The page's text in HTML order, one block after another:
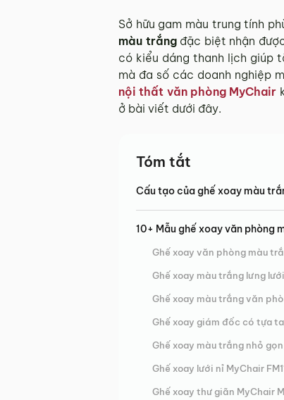
Sở hữu gam màu trung tính
màu trắngđặc biệt nhận
có kiểu dáng thanh lịch giúp
mà đa số các doanh nghiệp
nội thất văn phòng MyChair
ở bài viết dưới đây.
Tóm tắt
Cấu tạo của ghế xoay màu
10+ Mẫu ghế xoay văn phòng
Ghế xoay văn phòng màu
Ghế xoay màu trắng lưng
Ghế xoay màu trắng văn
Ghế xoay giám đốc có tựa
Ghế xoay màu trắng nhỏ
Ghế xoay lưới nỉ MyChair
Ghế xoay thư giãn MyChair